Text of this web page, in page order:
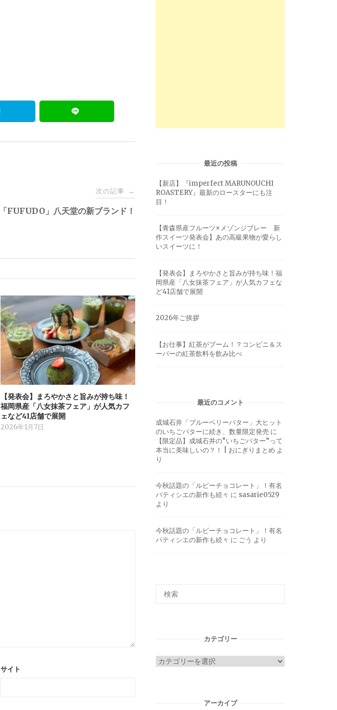
次の記事 →
「FUFUDO」八天堂の新ブランド！
【発表会】まろやかさと旨みが持ち味！
福岡県産「八女抹茶フェア」が人気カフ
ェなど41店舗で展開
2026年1月7日
サイト
最近の投稿
【新店】『imperfect MARUNOUCHI
ROASTERY』最新のロースターにも注
目！
【青森県産フルーツ×メゾンジブレー 新
作スイーツ発表会】あの高級果物が愛らし
いスイーツに！
【発表会】まろやかさと旨みが持ち味！福
岡県産「八女抹茶フェア」が人気カフェな
ど41店舗で展開
2026年ご挨拶
【お仕事】紅茶がブーム！？コンビニ＆ス
ーパーの紅茶飲料を飲み比べ
最近のコメント
成城石井「ブルーベリーバター」大ヒット
のいちごバターに続き、数量限定発売 に
【限定品】成城石井の“いちごバター”って
本当に美味しいの？！ | おにぎりまとめ よ
り
今秋話題の「ルビーチョコレート」！有名
パティシエの新作も続々 に sasarie0529
より
今秋話題の「ルビーチョコレート」！有名
パティシエの新作も続々 に ごう より
カテゴリー
カ
アーカイブ